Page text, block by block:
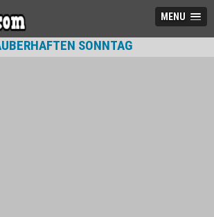
MENU
SONNTAG